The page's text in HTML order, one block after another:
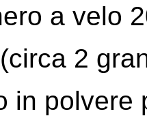
a velo
2
in polvere